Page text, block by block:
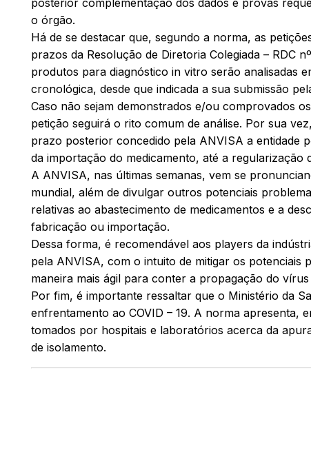
posterior complementação dos dados e provas
o órgão.
Há de se destacar que, segundo a norma, as
prazos da Resolução de Diretoria Colegiada – RDC
produtos para diagnóstico in vitro serão analisadas
cronológica, desde que indicada a sua submissão
Caso não sejam demonstrados e/ou comprovados
petição seguirá o rito comum de análise. Por sua
prazo posterior concedido pela ANVISA a entidade
da importação do medicamento, até a regularização
A ANVISA, nas últimas semanas, vem se
mundial, além de divulgar outros potenciais
relativas ao abastecimento de medicamentos e a
fabricação ou importação.
Dessa forma, é recomendável aos players da
pela ANVISA, com o intuito de mitigar os
maneira mais ágil para conter a propagação do
Por fim, é importante ressaltar que o Ministério da
enfrentamento ao COVID – 19. A norma apresenta,
tomados por hospitais e laboratórios acerca da
de isolamento.